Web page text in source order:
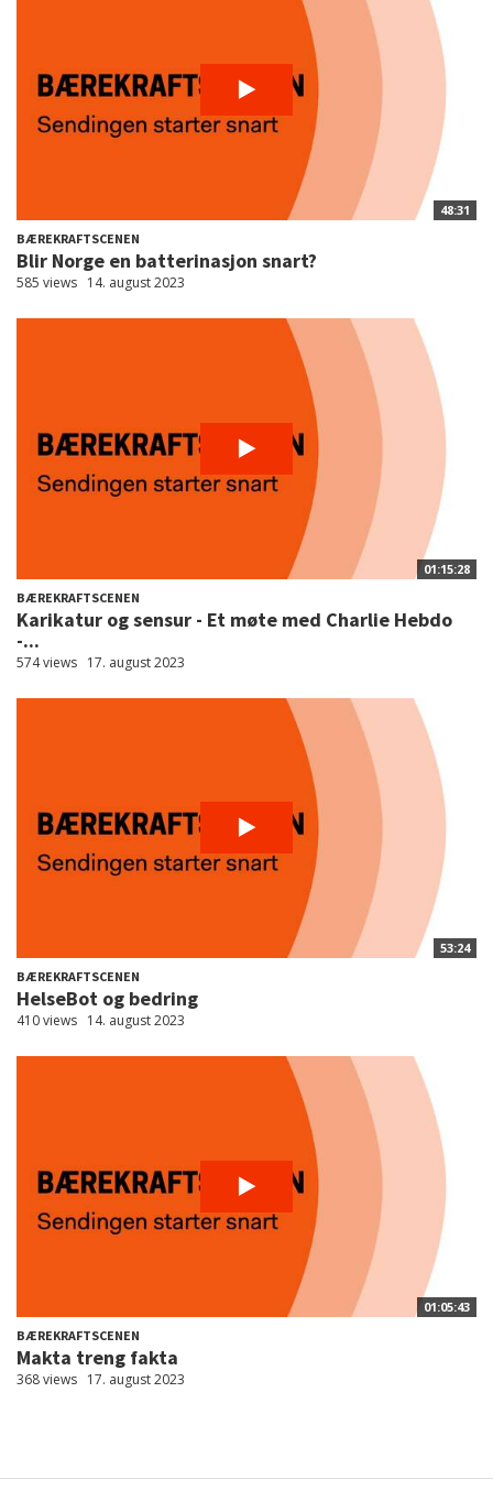
48:31
BÆREKRAFTSCENEN
Blir Norge en batterinasjon snart?
585 views 14. august 2023
01:15:28
BÆREKRAFTSCENEN
Karikatur og sensur - Et møte med Charlie Hebdo
-...
574 views 17. august 2023
53:24
BÆREKRAFTSCENEN
HelseBot og bedring
410 views 14. august 2023
01:05:43
BÆREKRAFTSCENEN
Makta treng fakta
368 views 17. august 2023